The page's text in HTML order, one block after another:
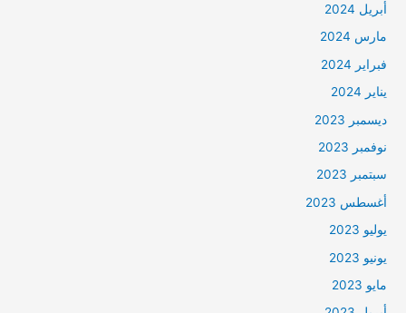
أبريل 2024
مارس 2024
فبراير 2024
يناير 2024
ديسمبر 2023
نوفمبر 2023
سبتمبر 2023
أغسطس 2023
يوليو 2023
يونيو 2023
مايو 2023